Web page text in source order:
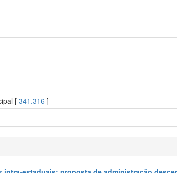
[341.316 ]